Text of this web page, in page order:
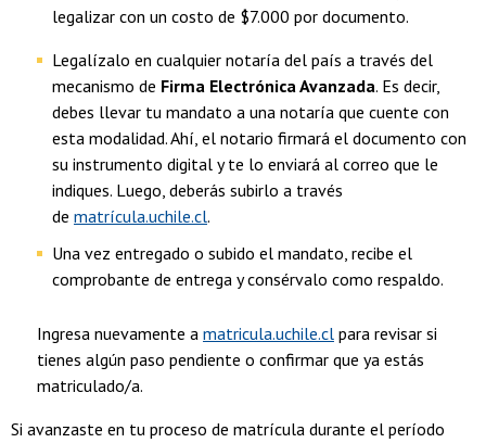
legalizar con un costo de $7.000 por documento.
Legalízalo en cualquier notaría del país a través del
mecanismo de Firma Electrónica Avanzada. Es decir,
debes llevar tu mandato a una notaría que cuente con
esta modalidad. Ahí, el notario firmará el documento con
su instrumento digital y te lo enviará al correo que le
indiques. Luego, deberás subirlo a través
de matrícula.uchile.cl.
Una vez entregado o subido el mandato, recibe el
comprobante de entrega y consérvalo como respaldo.
Ingresa nuevamente a matricula.uchile.cl para revisar si
tienes algún paso pendiente o confirmar que ya estás
matriculado/a.
Si avanzaste en tu proceso de matrícula durante el período